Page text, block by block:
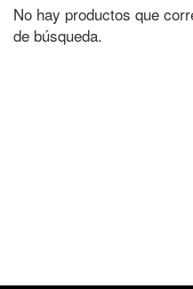
No hay productos que
de búsqueda.